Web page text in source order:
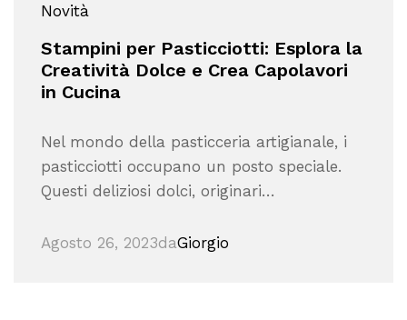
Novità
Stampini per Pasticciotti: Esplora la
Creatività Dolce e Crea Capolavori
in Cucina
Nel mondo della pasticceria artigianale, i
pasticciotti occupano un posto speciale.
Questi deliziosi dolci, originari…
Agosto 26, 2023daGiorgio